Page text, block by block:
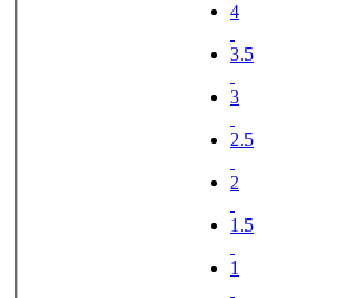
4
3.5
3
2.5
2
1.5
1